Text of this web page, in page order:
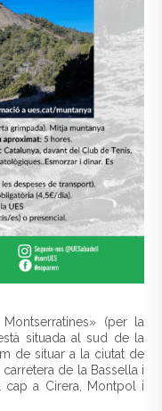
(per la
situada al sud de la
de situar a la ciutat de
de la Bassella i
cap a Cirera, Montpol i